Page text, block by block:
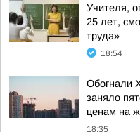
Учителя,
25 лет,
труда»
18:54
Обогнали
заняло
ценам на
18:35